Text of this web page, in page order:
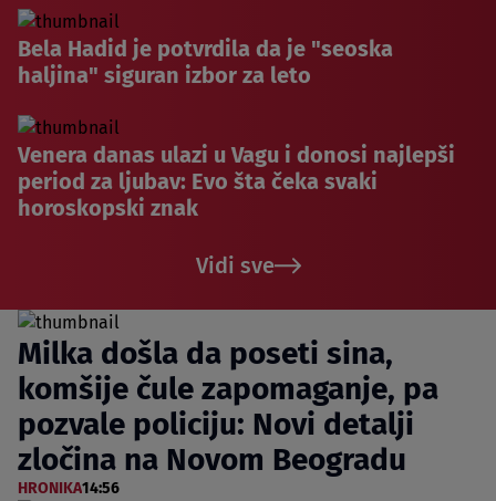
Bela Hadid je potvrdila da je "seoska
haljina" siguran izbor za leto
Venera danas ulazi u Vagu i donosi najlepši
period za ljubav: Evo šta čeka svaki
horoskopski znak
Vidi sve
Milka došla da poseti sina,
komšije čule zapomaganje, pa
pozvale policiju: Novi detalji
zločina na Novom Beogradu
HRONIKA14:56